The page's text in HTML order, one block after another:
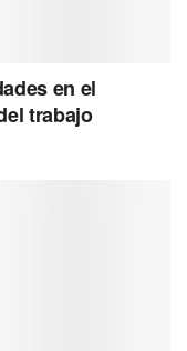
en el
trabajo